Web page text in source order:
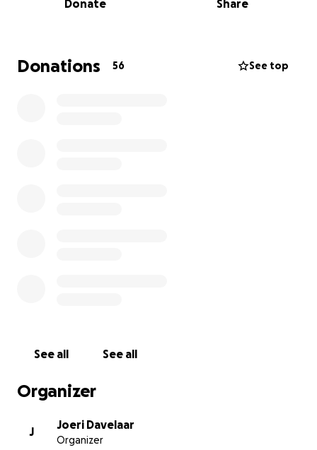
nieuwe grote zaal zal passen, links achterin de hoek
letter logo laten maken van DANSMARES. Willen jullie
meehelpen om dit te verwezenlijken?
Donate Share
Donations 56 See top
See all See all
Organizer
J
Joeri Davelaar
Organizer